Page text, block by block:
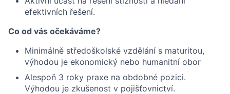
efektivních řešení.
Co od vás očekáváme?
Minimálně středoškolské vzdělání s maturitou,
výhodou je ekonomický nebo humanitní obor
Alespoň 3 roky praxe na obdobné pozici.
Výhodou je zkušenost v pojišťovnictví.